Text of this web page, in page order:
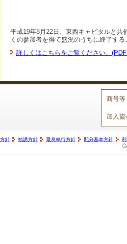
平成19年8月22日、東西キャピタルと
くの参加者を得て盛況のうちに終了す
詳しくはこちらをご覧ください。
商号等
加入協
針 勧誘方針 最良執行方針 配分基本方針